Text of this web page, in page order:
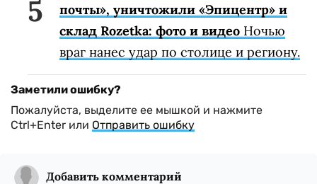
почты», уничтожили «Эпицентр» и
склад Rozetka: фото и видео Ночью
враг нанес удар по столице и региону.
Заметили ошибку?
Пожалуйста, выделите ее мышкой и нажмите
Ctrl+Enter или Отправить ошибку
Добавить комментарий